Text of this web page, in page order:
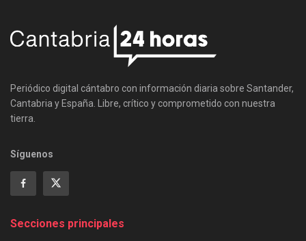
Periódico digital cántabro con información diaria sobre Santander,
Cantabria y España. Libre, crítico y comprometido con nuestra
tierra.
Síguenos
Secciones principales